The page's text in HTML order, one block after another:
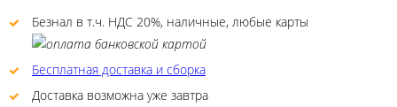
Безнал в т.ч. НДС 20%, наличные, любые карты
Бесплатная доставка и сборка
Доставка возможна уже завтра